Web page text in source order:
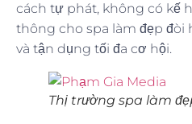
cách tự phát, không có kế
thông cho spa làm đẹp đòi
và tận dụng tối đa cơ hội.
Thị trường spa làm